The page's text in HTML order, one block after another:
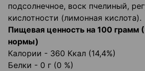
подсолнечное, воск пчелиный,
кислотности (лимонная кислота).
Пищевая ценность на 100 грамм
нормы)
Калории - 360 Ккал (14,4%)
Белки - 0 г (0 %)